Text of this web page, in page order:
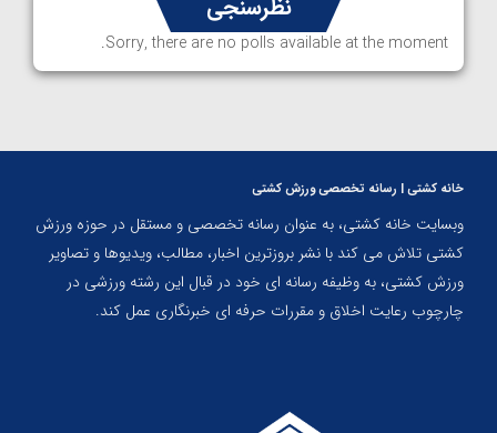
نظرسنجی
Sorry, there are no polls available at the moment.
خانه کشتی | رسانه تخصصی ورزش کشتی
وبسایت خانه کشتی، به عنوان رسانه تخصصی و مستقل در حوزه ورزش
کشتی تلاش می کند با نشر بروزترین اخبار، مطالب، ویدیوها و تصاویر
ورزش کشتی، به وظیفه رسانه ای خود در قبال این رشته ورزشی در
چارچوب رعایت اخلاق و مقررات حرفه ای خبرنگاری عمل کند.